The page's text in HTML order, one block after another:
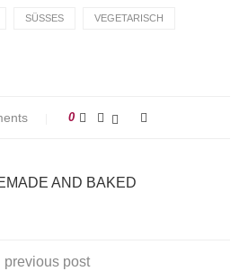
SÜSSES VEGETARISCH
0
AND BAKED
previous post